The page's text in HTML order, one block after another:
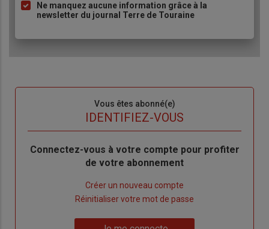
Ne manquez aucune information grâce à la
newsletter du journal Terre de Touraine
Vous êtes abonné(e)
IDENTIFIEZ-VOUS
Body
Connectez-vous à votre compte pour profiter
de votre abonnement
Créer un nouveau compte
Réinitialiser votre mot de passe